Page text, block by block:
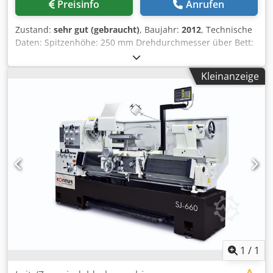
Fehlerquote wird verringert - X-, Y-, Z0-, Z-Achse mit
Ausstattungsdetails: Vorschubgetriebe - Alle Zahnräder
aus Stahl - gehärtet und geschliffen - Wellen auf
Nadellagern - alle Komponenten werden in einem Ölbad
geschmiert Schlosskasten - Gehäuse vollkommen
abgedichtet - Mit Sicherheitsvorrichtung gegen
gleichzeitigen Betrieb von Gewindeschneid- und
Vorschubmechanismus Reitstock - gehärtete und
geschliffene Pinole - großzügig dimensioniert - Pinole mit
Skala Prismenbett - stark verrippter Guss - große Steifigkeit
Maschinenlampe - komplette Ausleuchtung des
Arbeitsraumes Csdpfxsd Eauke An Usha Hauptspindel -
perfekt rundlaufend - hohe Belastbarkeit - in Präzisions-
Kegelrollenlagern montiert Maschinenunterbau - montiert
Werkzeugfach Bedienpanel - Bedienerfreundliche
Folientastatur - Maschinenlampe - Kühlmittelpumpe -
Direktlauf - Motorschaltung 2 Stufen - Not-Halt
Schlagschalter Kühlmitteltank - herausnehmbar -
Füllstandsanzeige - leichte und vollständige Entleerung
Preisinfo Anrufen
Zustand: sehr gut (gebraucht), Baujahr: 2012, Technische
Daten: Spitzenhöhe: 250 mm Drehdurchmesser über Bett:
500 mm Drehdurchmesser über Stütze: 300 mm
Spitzenweite: 1500 mm Umdrehungen: 25 – 2000 U / Min.
Spindelbohrung: 75 mm digitale Positionsanzeige: ACU-
RITE Motorleistung: 11 kW CE-Kennzeichen Abmessungen
(Länge x Breite x Höhe): ca. 3100 x 1450 x 1600 mm
Gewicht: ca. 3 to Zubehör: 3-Schnellwechselhalter 3-
Backenfutter 250 mm Codpfx Aoy U Ni Dsn Ueha 4-
Backenfutter 400 mm Eilgang diverse Werkzeuge Der
Verkäufer haftet nicht für Schreib oder
Datenübermittlungsfehler. Die Maschine ist in Optik,
Technik und Verschleiß dem Alter entsprechend;
gebrauchte Maschinen werden ohne jegliche
Gewährleistung verkauft.
Kleinanzeige
1 / 1